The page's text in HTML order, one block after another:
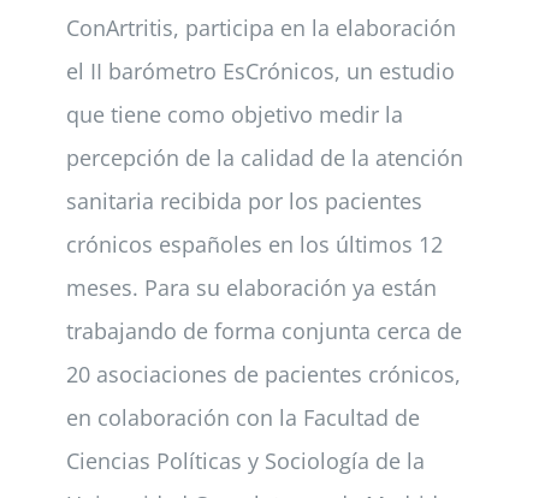
ConArtritis, participa en la elaboración
el II barómetro EsCrónicos, un estudio
que tiene como objetivo medir la
percepción de la calidad de la atención
sanitaria recibida por los pacientes
crónicos españoles en los últimos 12
meses. Para su elaboración ya están
trabajando de forma conjunta cerca de
20 asociaciones de pacientes crónicos,
en colaboración con la Facultad de
Ciencias Políticas y Sociología de la